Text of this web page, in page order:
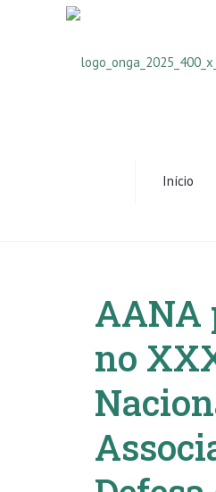
Início
AANA
no